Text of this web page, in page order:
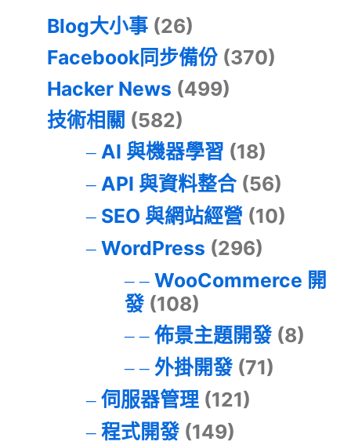
Blog大小事 (26)
Facebook同步備份 (370)
Hacker News (499)
技術相關 (582)
AI 與機器學習 (18)
API 與資料整合(56)
SEO 與網站經營 (10)
WordPress (296)
WooCommerce 開
發(108)
佈景主題開發(8)
外掛開發(71)
伺服器管理(121)
程式開發(149)